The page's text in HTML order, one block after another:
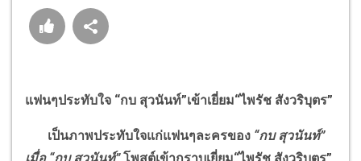
แฟนๆประทับใจ “กบ สุวนันท์”เข้าเยี่ยม“ไพรัช สังวริบุตร”
เป็นภาพประทับใจแก่แฟนๆละครของ “กบ สุวนันท์”